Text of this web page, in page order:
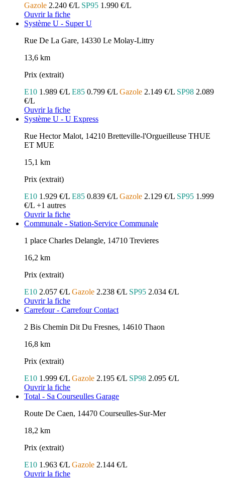
Gazole 2.240 €/L SP95 1.990 €/L
Ouvrir la fiche
Système U - Super U
Rue De La Gare, 14330 Le Molay-Littry
13,6 km
Prix (extrait)
E10 1.989 €/L E85 0.799 €/L Gazole 2.149 €/L SP98 2.089
€/L
Ouvrir la fiche
Système U - U Express
Rue Hector Malot, 14210 Bretteville-l'Orgueilleuse THUE
ET MUE
15,1 km
Prix (extrait)
E10 1.929 €/L E85 0.839 €/L Gazole 2.129 €/L SP95 1.999
€/L +1 autres
Ouvrir la fiche
Communale - Station-Service Communale
1 place Charles Delangle, 14710 Trevieres
16,2 km
Prix (extrait)
E10 2.057 €/L Gazole 2.238 €/L SP95 2.034 €/L
Ouvrir la fiche
Carrefour - Carrefour Contact
2 Bis Chemin Dit Du Fresnes, 14610 Thaon
16,8 km
Prix (extrait)
E10 1.999 €/L Gazole 2.195 €/L SP98 2.095 €/L
Ouvrir la fiche
Total - Sa Courseulles Garage
Route De Caen, 14470 Courseulles-Sur-Mer
18,2 km
Prix (extrait)
E10 1.963 €/L Gazole 2.144 €/L
Ouvrir la fiche